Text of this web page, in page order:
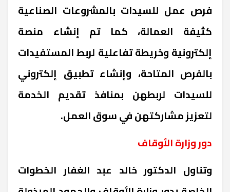
فرص عمل للسيدات بالمشروعات الصناعية
كثيفة العمالة، كما تم إنشاء منصة
إلكترونية وخريطة تفاعلية لربط المستفيدات
بالفرص المتاحة، وإنشاء تطبيق إلكتروني
للسيدات لربطهن بمنافذ تقديم الخدمة
لتعزيز مشاركتهن في سوق العمل.
دور وزارة الأوقاف
وتناول الدكتور خالد عبد الغفار الخطوات